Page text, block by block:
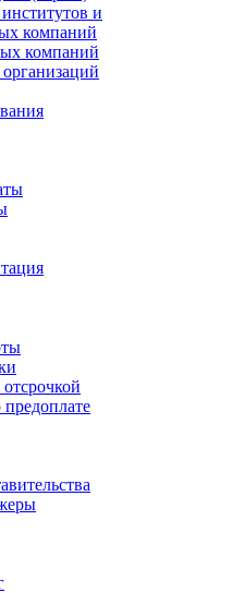
и
компаний
компаний